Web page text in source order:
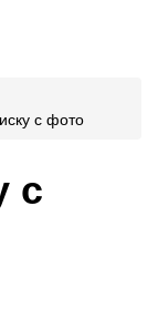
с фото
с